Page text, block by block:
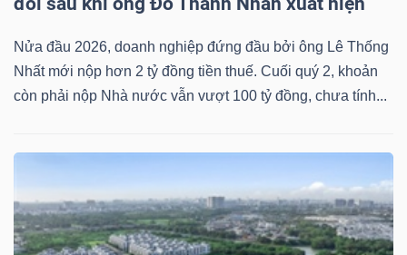
Nửa đầu 2026, doanh nghiệp đứng đầu bởi ông Lê Thống
Nhất mới nộp hơn 2 tỷ đồng tiền thuế. Cuối quý 2, khoản
còn phải nộp Nhà nước vẫn vượt 100 tỷ đồng, chưa tính...
TRÁI
PHIẾU
CỤ
ĐẦU